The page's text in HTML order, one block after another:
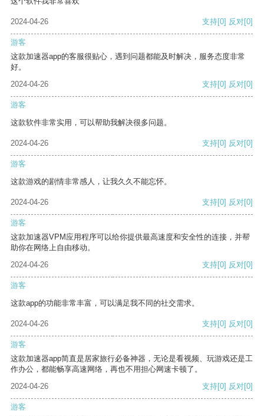
2024-04-26 支持[0] 反对[0]
游客
这款加速器app的客服很贴心，遇到问题都能及时解决，服务态度非常
好。
2024-04-26
支持[0] 反对[0]
游客
这款软件非常实用，可以帮助我解决很多问题。
2024-04-26 支持[0] 反对[0]
游客
这款游戏的剧情非常感人，让我久久不能忘怀。
2024-04-26 支持[0] 反对[0]
游客
这款加速器VPM应用程序可以给你提供最高速度和安全性的连接，并帮
助你在网络上自由移动。
2024-04-26
支持[0] 反对[0]
游客
这款app的功能非常丰富，可以满足我不同的社交需求。
2024-04-26 支持[0] 反对[0]
游客
这款加速器app简直是居家旅行必备神器，无论是看视频、玩游戏还是工
作办公，都能畅享高速网络，再也不用担心网速卡顿了。
2024-04-26
支持[0] 反对[0]
游客